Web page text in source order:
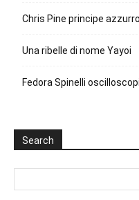
Chris Pine principe
Una ribelle di nome Yayoi
Fedora Spinelli
Search